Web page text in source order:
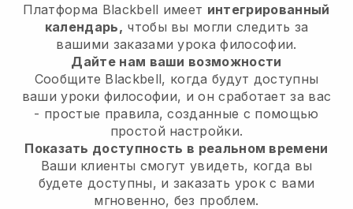
Платформа Blackbell имеет интегрированный
календарь, чтобы вы могли следить за
вашими заказами урока философии.
Дайте нам ваши возможности
Сообщите Blackbell, когда будут доступны
ваши уроки философии, и он сработает за вас
- простые правила, созданные с помощью
простой настройки.
Показать доступность в реальном времени
Ваши клиенты смогут увидеть, когда вы
будете доступны, и заказать урок с вами
мгновенно, без проблем.